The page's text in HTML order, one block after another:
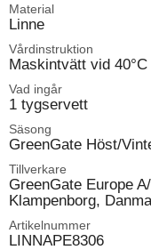
Material
Linne
Vårdinstruktion
Maskintvätt vid 40°C
Vad ingår
1 tygservett
Säsong
GreenGate Höst/
Tillverkare
GreenGate Europe
Klampenborg,
Artikelnummer
LINNAPE8306